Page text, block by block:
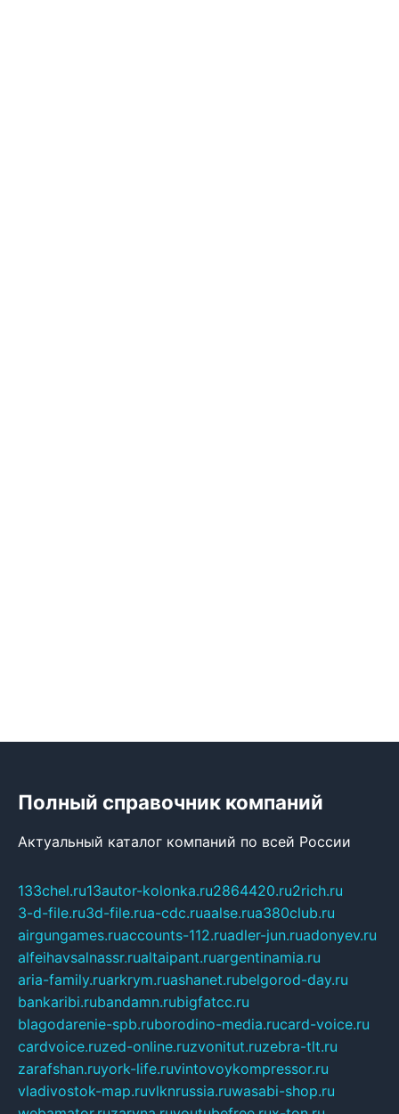
Полный справочник компаний
Актуальный каталог компаний по всей России
133chel.ru13autor-kolonka.ru2864420.ru2rich.ru
3-d-file.ru3d-file.rua-cdc.ruaalse.rua380club.ru
airgungames.ruaccounts-112.ruadler-jun.ruadonyev.ru
alfeihavsalnassr.rualtaipant.ruargentinamia.ru
aria-family.ruarkrym.ruashanet.rubelgorod-day.ru
bankaribi.rubandamn.rubigfatcc.ru
blagodarenie-spb.ruborodino-media.rucard-voice.ru
cardvoice.ruzed-online.ruzvonitut.ruzebra-tlt.ru
zarafshan.ruyork-life.ruvintovoykompressor.ru
vladivostok-map.ruvlknrussia.ruwasabi-shop.ru